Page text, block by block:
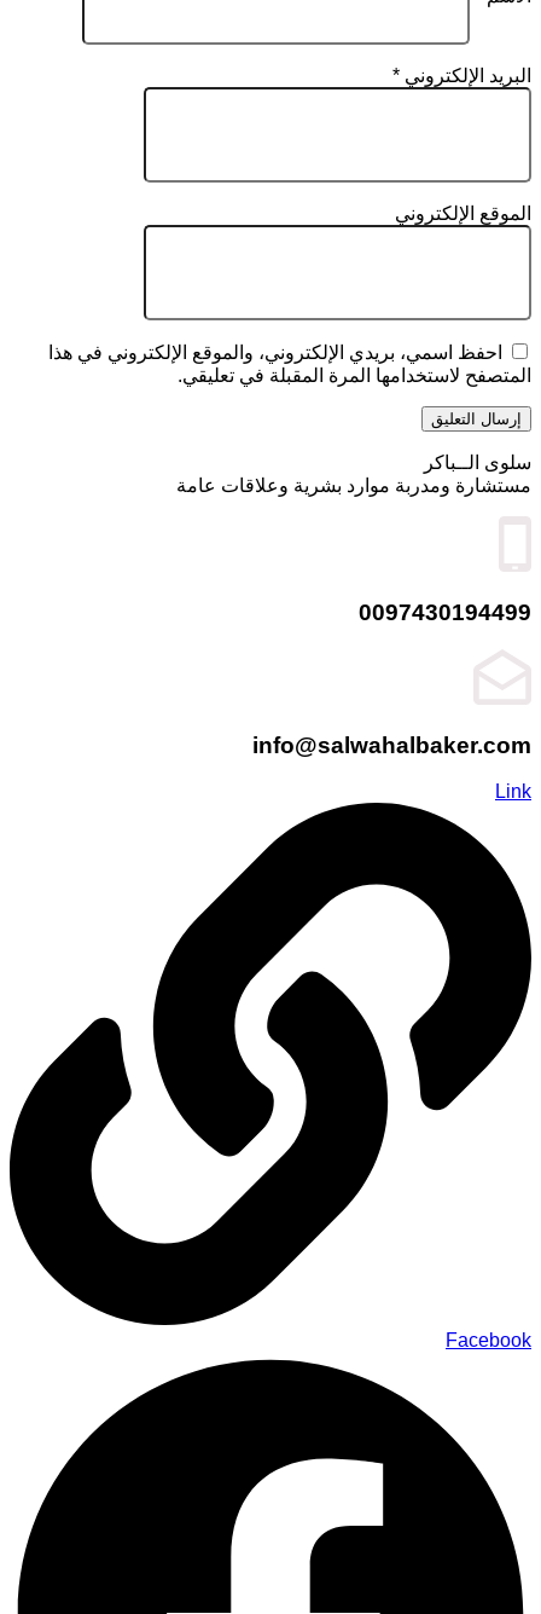
البريد الإلكتروني *
الموقع الإلكتروني
احفظ اسمي، بريدي الإلكتروني، والموقع الإلكتروني في هذا
المتصفح لاستخدامها المرة المقبلة في تعليقي.
سلوى الــباكر
مستشارة ومدربة موارد بشرية وعلاقات عامة
0097430194499
info@salwahalbaker.com
Link
Facebook